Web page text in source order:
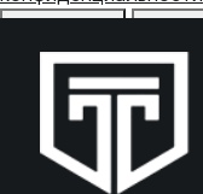
Online чат